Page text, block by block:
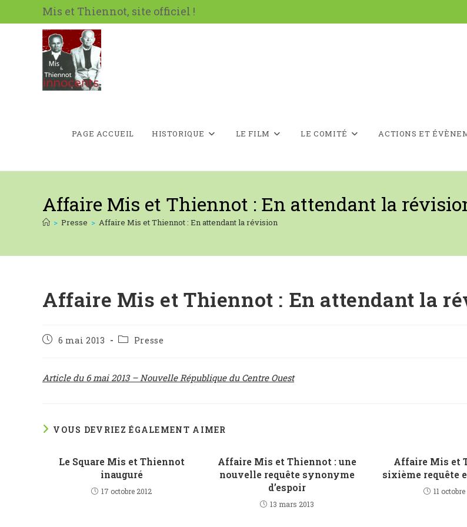
to
Mis et Thiennot, site officiel !
PAGE ACCUEIL HISTORIQUE LE FILM LE COMITÉ ACTIONS ET
Affaire Mis et Thiennot : En attendant la
> Presse > Affaire Mis et Thiennot : En attendant la révision
Affaire Mis et Thiennot : En attendant la
Publication
6 mai 2013
PostPresse
Article du 6 mai 2013 – Nouvelle République du Centre Ouest
VOUS DEVRIEZ ÉGALEMENT AIMER
Le Square Mis et Thiennot
inauguré
17 octobre 2012
Affaire Mis et Thiennot : une
nouvelle requête synonyme
d’espoir
13 mars 2013
Affaire Mis et
sixième requête
11